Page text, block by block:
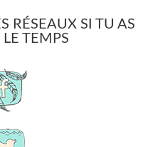
RÉSEAUX SI TU AS
LE TEMPS